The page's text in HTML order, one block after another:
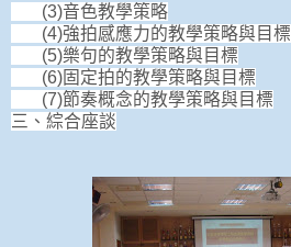
(3)音色教學策略
(4)強拍感應力的教學策略與目標
(5)樂句的教學策略與目標
(6)固定拍的教學策略與目標
(7)節奏概念的教學策略與目標
三、綜合座談